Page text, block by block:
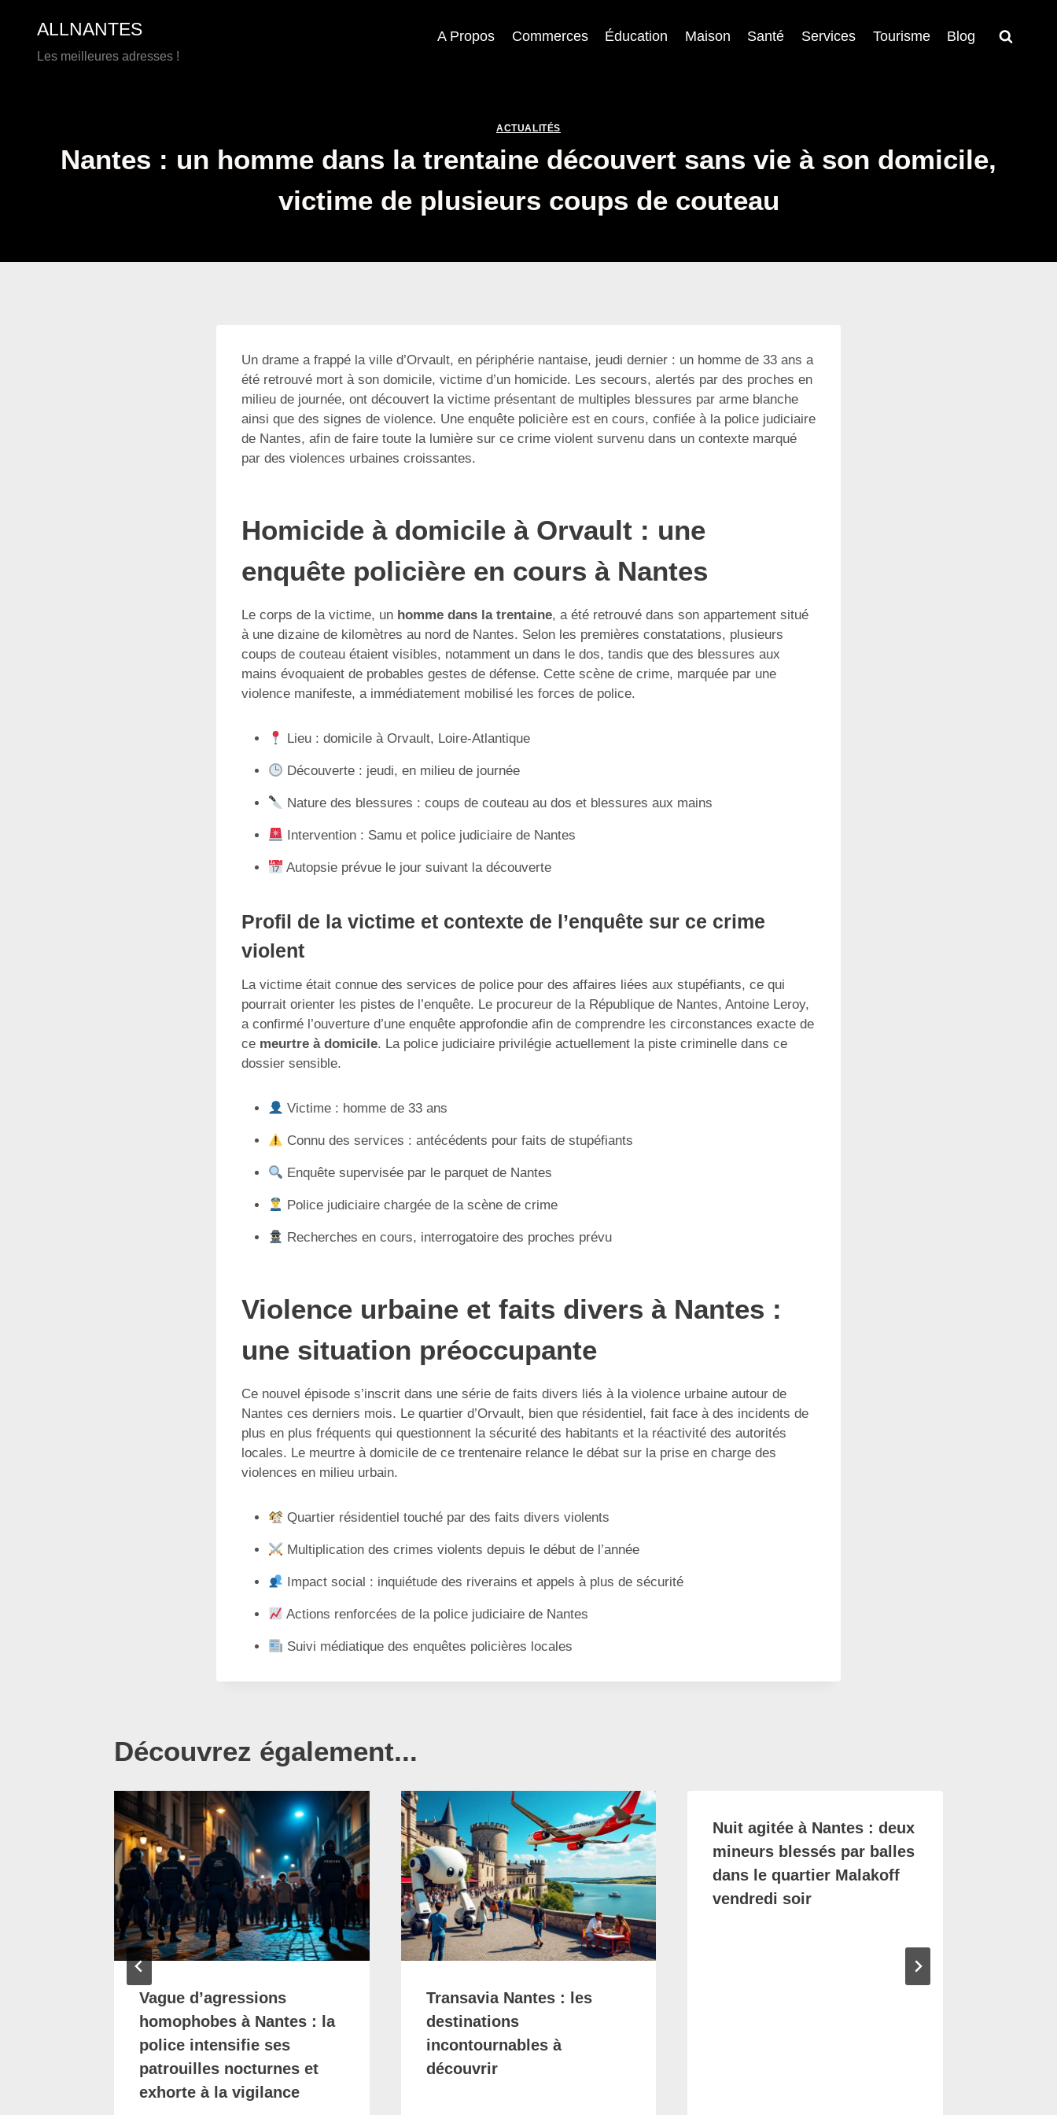
contenu
ALLNANTES
Les meilleures adresses !
A Propos Commerces Éducation Maison Santé Services Tourisme Blog
ACTUALITÉS
Nantes : un homme dans la trentaine découvert sans vie à son domicile,
victime de plusieurs coups de couteau
Un drame a frappé la ville d’Orvault, en périphérie nantaise, jeudi dernier : un homme de 33 ans a
été retrouvé mort à son domicile, victime d’un homicide. Les secours, alertés par des proches en
milieu de journée, ont découvert la victime présentant de multiples blessures par arme blanche
ainsi que des signes de violence. Une enquête policière est en cours, confiée à la police judiciaire
de Nantes, afin de faire toute la lumière sur ce crime violent survenu dans un contexte marqué
par des violences urbaines croissantes.
Homicide à domicile à Orvault : une
enquête policière en cours à Nantes
Le corps de la victime, un homme dans la trentaine, a été retrouvé dans son appartement situé
à une dizaine de kilomètres au nord de Nantes. Selon les premières constatations, plusieurs
coups de couteau étaient visibles, notamment un dans le dos, tandis que des blessures aux
mains évoquaient de probables gestes de défense. Cette scène de crime, marquée par une
violence manifeste, a immédiatement mobilisé les forces de police.
Lieu : domicile à Orvault, Loire-Atlantique
Découverte : jeudi, en milieu de journée
Nature des blessures : coups de couteau au dos et blessures aux mains
Intervention : Samu et police judiciaire de Nantes
Autopsie prévue le jour suivant la découverte
Profil de la victime et contexte de l’enquête sur ce crime
violent
La victime était connue des services de police pour des affaires liées aux stupéfiants, ce qui
pourrait orienter les pistes de l’enquête. Le procureur de la République de Nantes, Antoine Leroy,
a confirmé l’ouverture d’une enquête approfondie afin de comprendre les circonstances exacte de
ce meurtre à domicile. La police judiciaire privilégie actuellement la piste criminelle dans ce
dossier sensible.
Victime : homme de 33 ans
Connu des services : antécédents pour faits de stupéfiants
Enquête supervisée par le parquet de Nantes
Police judiciaire chargée de la scène de crime
Recherches en cours, interrogatoire des proches prévu
Violence urbaine et faits divers à Nantes :
une situation préoccupante
Ce nouvel épisode s’inscrit dans une série de faits divers liés à la violence urbaine autour de
Nantes ces derniers mois. Le quartier d’Orvault, bien que résidentiel, fait face à des incidents de
plus en plus fréquents qui questionnent la sécurité des habitants et la réactivité des autorités
locales. Le meurtre à domicile de ce trentenaire relance le débat sur la prise en charge des
violences en milieu urbain.
Quartier résidentiel touché par des faits divers violents
Multiplication des crimes violents depuis le début de l’année
Impact social : inquiétude des riverains et appels à plus de sécurité
Actions renforcées de la police judiciaire de Nantes
Suivi médiatique des enquêtes policières locales
Découvrez également...
Vague d’agressions
homophobes à Nantes : la
police intensifie ses
patrouilles nocturnes et
exhorte à la vigilance
Transavia Nantes : les
destinations
incontournables à
découvrir
Nuit agitée à Nantes : deux
mineurs blessés par balles
dans le quartier Malakoff
vendredi soir